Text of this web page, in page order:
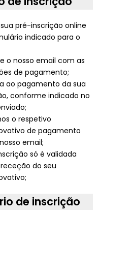
pré-inscrição online
indicado para o
o nosso email com as
de pagamento;
ao pagamento da sua
conforme indicado no
o respetivo
de pagamento
email;
só é validada
do seu
de inscrição